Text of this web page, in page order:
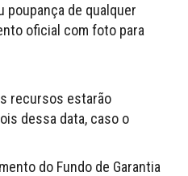
poupança de qualquer
oficial com foto para
recursos estarão
dessa data, caso o
do Fundo de Garantia